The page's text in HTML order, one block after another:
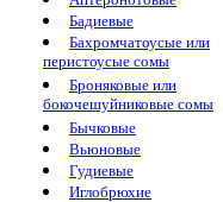
Бадиевые
Бахромчатоусые или
перистоусые сомы
Броняковые или
бокочешуйниковые сомы
Бычковые
Вьюновые
Гудиевые
Иглобрюхие